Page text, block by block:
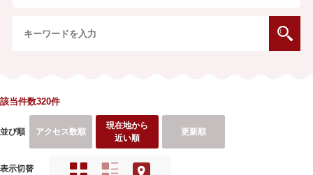
該当件数320件
並び順 アクセス数順
現在地から
近い順
更新順
表示切替